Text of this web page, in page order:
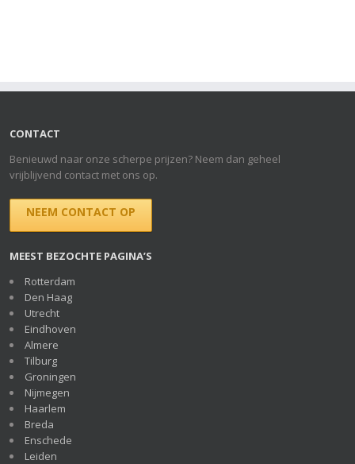
CONTACT
Benieuwd naar onze scherpe prijzen? Neem dan geheel
vrijblijvend contact met ons op.
NEEM CONTACT OP
MEEST BEZOCHTE PAGINA’S
Rotterdam
Den Haag
Utrecht
Eindhoven
Almere
Tilburg
Groningen
Nijmegen
Haarlem
Breda
Enschede
Leiden